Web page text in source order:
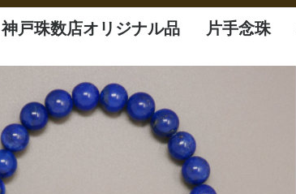
神戸珠数店オリジナル品
オリジナル品
一凛
清水焼
片手念珠
女性
男性
子供